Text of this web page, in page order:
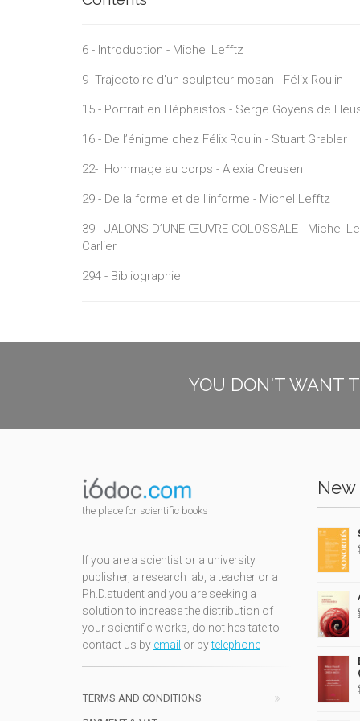
6 - Introduction - Michel Lefftz
9 -Trajectoire d'un sculpteur mosan - Félix Roulin
15 - Portrait en Héphaïstos - Serge Goyens de
16 - De l’énigme chez Félix Roulin - Stuart Grabler
22- Hommage au corps - Alexia Creusen
29 - De la forme et de l’informe - Michel Lefftz
39 - JALONS D’UNE ŒUVRE COLOSSALE -
Carlier
294 - Bibliographie
YOU DON'T WANT
the place for scientific books
If you are a scientist or a university
publisher, a research lab, a teacher or a
Ph.D.student and you are seeking a
solution to increase the distribution of
your scientific works, do not hesitate to
contact us by email or bytelephone
TERMS AND CONDITIONS
New